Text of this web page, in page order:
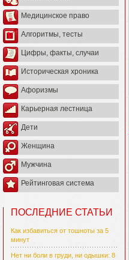
Медицинское право
Алгоритмы, тесты
Цифры, факты, случаи
Историческая хроника
Афоризмы
Карьерная лестница
Дети
Женщина
Мужчина
Рейтинговая система
ПОСЛЕДНИЕ СТАТЬИ
Как избавиться от тошноты за 5
минут
Нет ни боли в груди, ни одышки: 8